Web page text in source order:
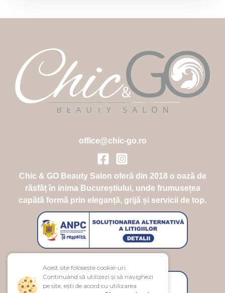
office@chic-go.ro
Chic & GO Beauty Salon oferă din 2018 o oază de
răsfăț în inima Bucureștiului, unde frumusețea
capătă formă prin eleganță, grijă și servicii de top.
Acest site folosește cookie-uri.
Continuând să utilizezi și să navighezi
pe site, ești de acord cu utilizarea